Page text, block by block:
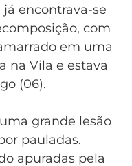
encontrava-se
com
em uma
na Vila e estava
(06).
grande lesão
pauladas.
apuradas pela